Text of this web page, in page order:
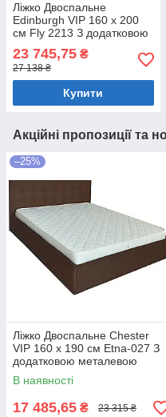
Ліжко Двоспальне
Edinburgh VIP 160 х 200
см Fly 2213 З додатковою
металевою цільнозварною
рамою Світло-коричневий
23 745,75 ₴
27 138 ₴
Купити
Акційні пропозиції та
–25%
Ліжко Двоспальне Chester
VIP 160 х 190 см Etna-027 З
додатковою металевою
цільнозварною рамою
Коричневий
В наявності
17 485,65 ₴ 23 315 ₴